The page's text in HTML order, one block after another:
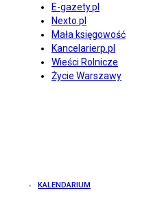
E-gazety.pl
Nexto.pl
Mała księgowość
Kancelarierp.pl
Wieści Rolnicze
Życie Warszawy
KALENDARIUM